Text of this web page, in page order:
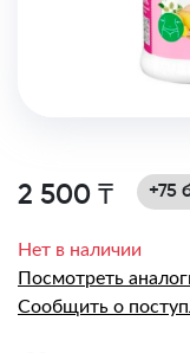
2 500 ₸ +75
Нет в наличии
Посмотреть
Сообщить о